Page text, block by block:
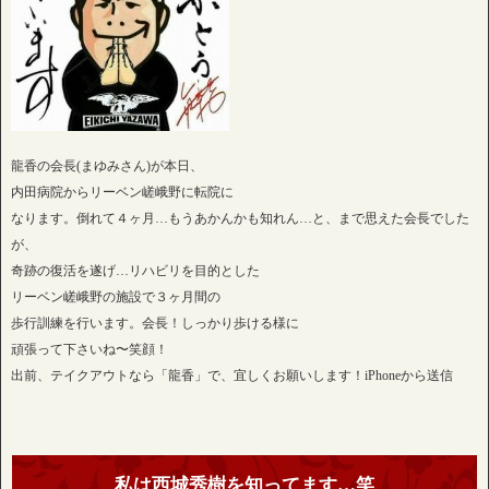
龍香の会長(まゆみさん)が本日、
内田病院からリーベン嵯峨野に転院に
なります。倒れて４ヶ月…もうあかんかも知れん…と、まで思えた会長でした
が、
奇跡の復活を遂げ…リハビリを目的とした
リーベン嵯峨野の施設で３ヶ月間の
歩行訓練を行います。会長！しっかり歩ける様に
頑張って下さいね〜笑顔！
出前、テイクアウトなら「龍香」で、宜しくお願いします！iPhoneから送信